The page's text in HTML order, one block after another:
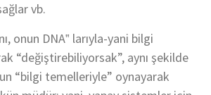
vb.
onun DNA‟ larıyla-yani bilgi
“değiştirebiliyorsak”, aynı şekilde
“bilgi temelleriyle” oynayarak